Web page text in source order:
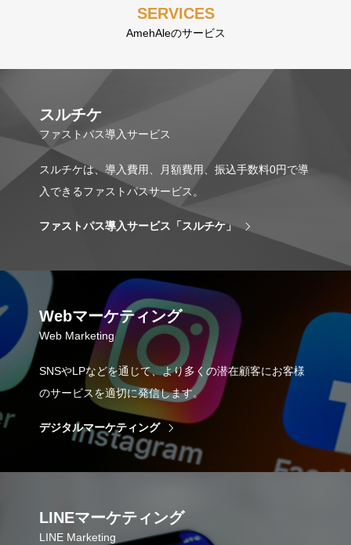
SERVICES
AmehAleのサービス
スルチケ
ファストパス導入サービス
スルチケは、導入費用、月額費用、振込手数料0円で導
入できるファストパスサービス。
ファストパス導入サービス「スルチケ」
Webマーケティング
Web Marketing
SNSやLPなどを通じて、より多くの潜在顧客にお客様
のサービスを適切に発信します。
デジタルマーケティング
LINEマーケティング
LINE Marketing